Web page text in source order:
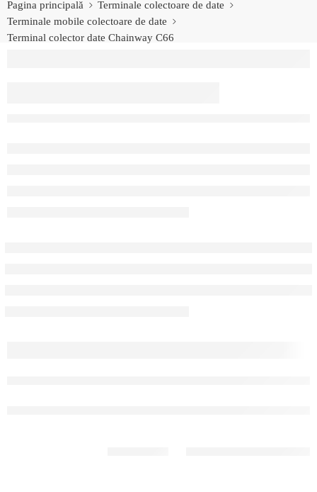
Pagina principală
Terminale colectoare de date
Terminale mobile colectoare de date
Terminal colector date Chainway C66